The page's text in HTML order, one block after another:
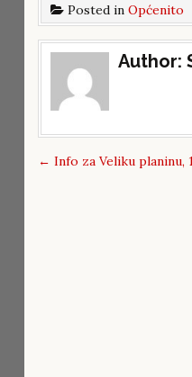
Posted in Općenito
Author:
Post
navigation
← Info za Veliku planinu,